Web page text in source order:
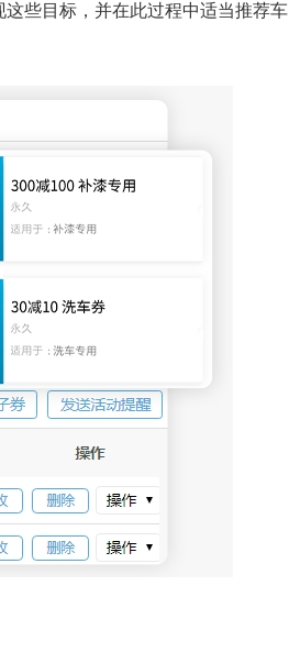
些目标，并在此过程中适当推荐车